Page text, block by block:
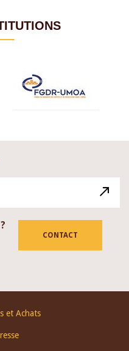
CONTACT
et Achats